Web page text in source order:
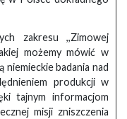
zakresu ,,Zimowej
możemy mówić w
niemieckie badania nad
produkcji w
tajnym informacjom
misji zniszczenia